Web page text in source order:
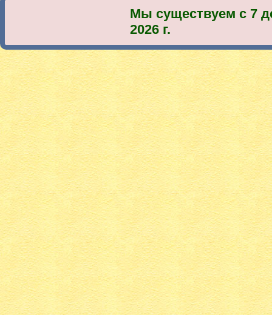
Мы существуем с 7
2026 г.